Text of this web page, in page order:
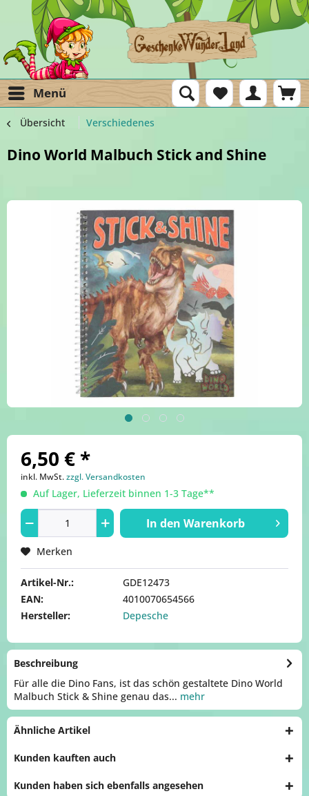
Menü
Übersicht Verschiedenes
Dino World Malbuch Stick and Shine
6,50 € *
inkl. MwSt.zzgl. Versandkosten
Auf Lager, Lieferzeit binnen 1-3 Tage**
In den Warenkorb
Merken
Artikel-Nr.:
GDE12473
EAN:
4010070654566
Hersteller:
Depesche
Beschreibung
Für alle die Dino Fans, ist das schön gestaltete Dino World
Malbuch Stick & Shine genau das... mehr
Ähnliche Artikel
Kunden kauften auch
Kunden haben sich ebenfalls angesehen